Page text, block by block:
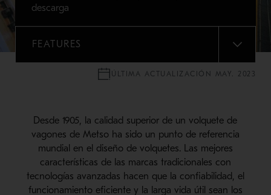
descarga
FEATURES
MENU
ÚLTIMA ACTUALIZACIÓN MAY. 2023
Desde 1905, la calidad superior de un volquete de
vagones de Metso ha sido un punto de referencia
mundial en el diseño de volquetes. Las mejores
características de las marcas tradicionales con
tecnologías avanzadas hacen que la confiabilidad, el
funcionamiento eficiente y la larga vida útil sean los